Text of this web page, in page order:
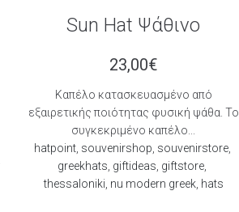
Sun Hat Ψάθινο
23,00€
Kαπέλο κατασκευασμένο από
εξαιρετικής ποιότητας φυσική ψάθα. Το
συγκεκριμένο καπέλο...
hatpoint, souvenirshop souvenirstore,
greekhats giftideas giftstore
thessaloniki nu modern greek, hats